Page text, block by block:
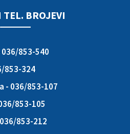
BROJEVI
853-540
853-324
- 036/853-107
853-105
853-212